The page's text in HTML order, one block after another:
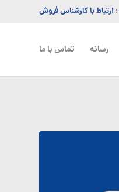
: ارتباط با کارشناس فروش
رسانه تماس با ما